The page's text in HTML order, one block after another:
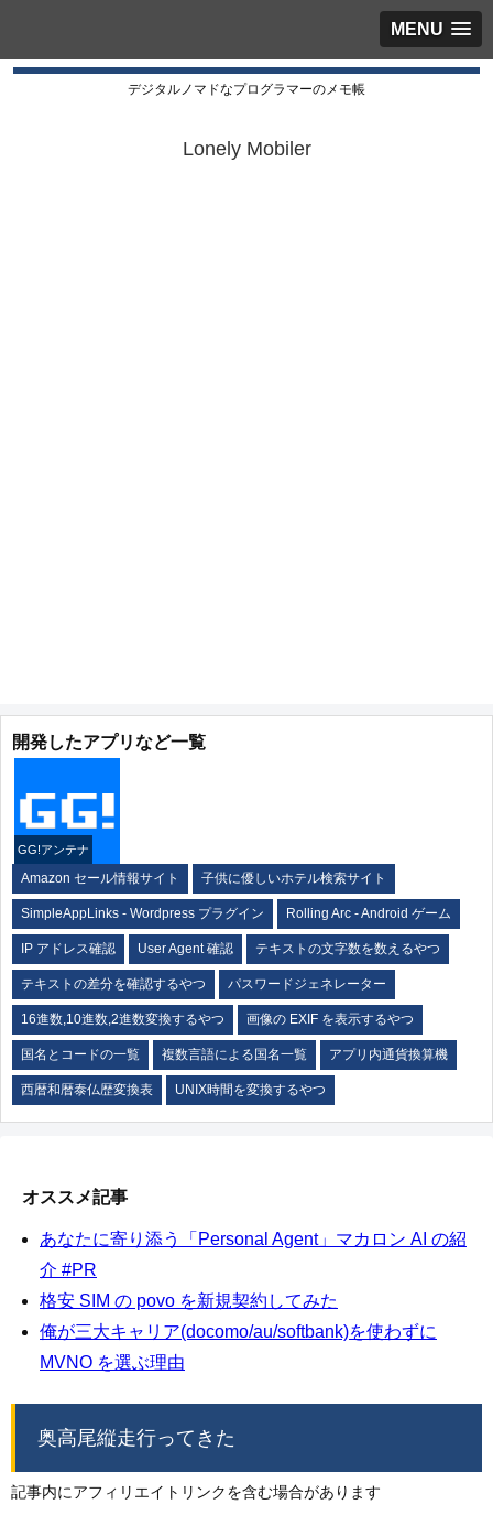
MENU
デジタルノマドなプログラマーのメモ帳
Lonely Mobiler
開発したアプリなど一覧
GG!アンテナ
Amazon セール情報サイト 子供に優しいホテル検索サイト
SimpleAppLinks - Wordpress プラグイン Rolling Arc - Android ゲーム
IP アドレス確認 User Agent 確認 テキストの文字数を数えるやつ
テキストの差分を確認するやつ パスワードジェネレーター
16進数,10進数,2進数変換するやつ 画像の EXIF を表示するやつ
国名とコードの一覧 複数言語による国名一覧 アプリ内通貨換算機
西暦和暦泰仏歴変換表 UNIX時間を変換するやつ
オススメ記事
あなたに寄り添う「Personal Agent」マカロン AI の紹
介 #PR
格安 SIM の povo を新規契約してみた
俺が三大キャリア(docomo/au/softbank)を使わずに
MVNO を選ぶ理由
奥高尾縦走行ってきた
記事内にアフィリエイトリンクを含む場合があります